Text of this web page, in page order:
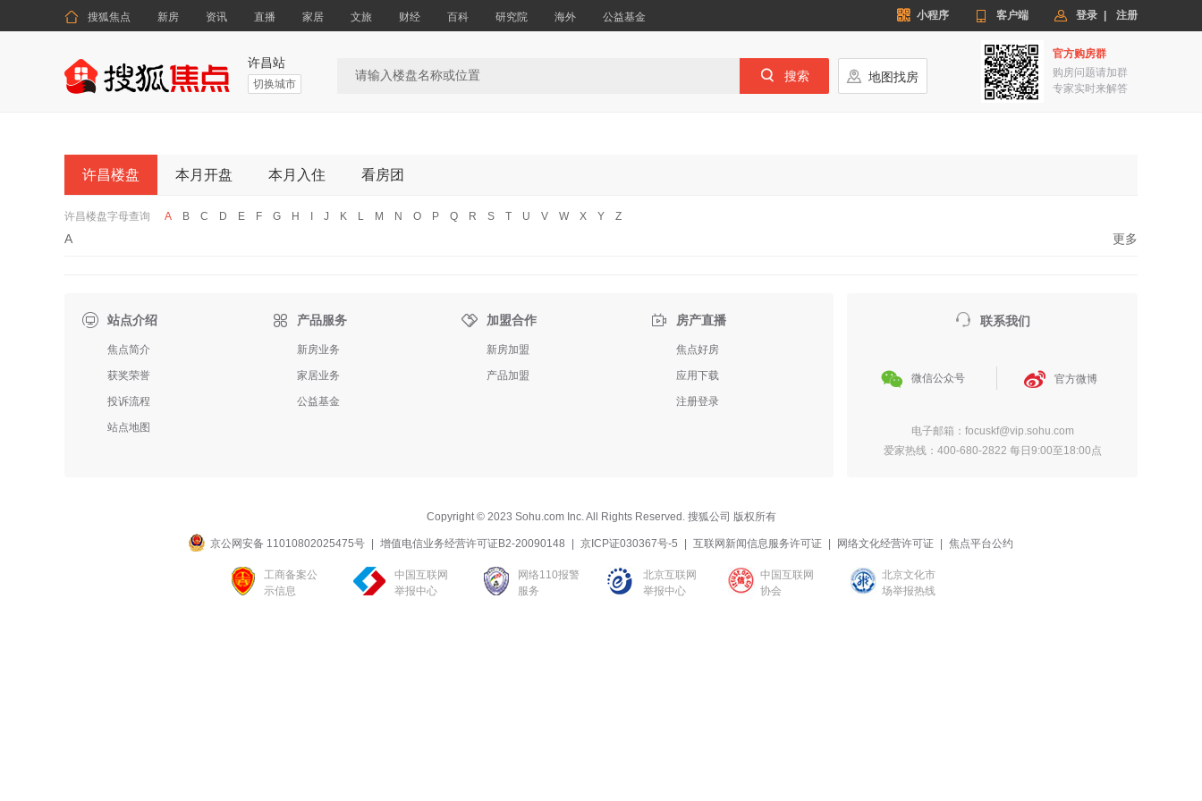
 搜狐焦点 新房 资讯 直播 家居 文旅 财经 百科 研究院 海外 公益基金  小程序  客户端  登录 注册
许昌站
切换城市
 搜索  地图找房
官方购房群
购房问题请加群
专家实时来解答
许昌楼盘 本月开盘 本月入住 看房团
许昌楼盘字母查询 A B C D E F G H J K L M N O P Q R S T U V W X Y Z
A 更多
站点介绍
焦点简介
获奖荣誉
投诉流程
站点地图
 产品服务
新房业务
家居业务
公益基金
 加盟合作
新房加盟
产品加盟
 房产直播
焦点好房
应用下载
注册登录
 联系我们
 微信公众号  官方微博
电子邮箱：focuskf@vip.sohu.com
爱家热线：400-680-2822 每日9:00至18:00点
Copyright©2023 Sohu.com Inc. All Rights Reserved. 搜狐公司 版权所有
京公网安备 11010802025475号 增值电信业务经营许可证B2-20090148 京ICP证030367号-5 互联网新闻信息服务许可证 网络文化经营许可证 焦点平台公约
工商备案公
示信息
中国互联网
举报中心
网络110报警
服务
北京互联网
举报中心
中国互联网
协会
北京文化市
场举报热线